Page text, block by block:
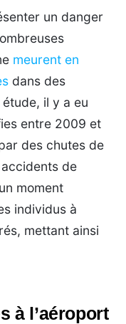
un danger
meurent en
dans des
il y a eu
entre 2009 et
des chutes de
de
moment
individus à
mettant ainsi
à l’aéroport